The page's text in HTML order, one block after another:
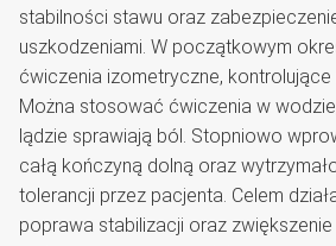
stabilności stawu oraz
uszkodzeniami. W początkowym
ćwiczenia izometryczne, kontrolujące
Można stosować ćwiczenia w
lądzie sprawiają ból. Stopniowo
całą kończyną dolną oraz
tolerancji przez pacjenta. Celem
poprawa stabilizacji oraz zwiększenie